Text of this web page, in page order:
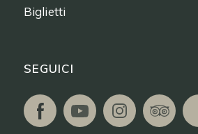
Biglietti
SEGUICI